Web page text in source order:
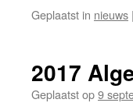
Geplaatst in nieuws |
2017
Geplaatst op9